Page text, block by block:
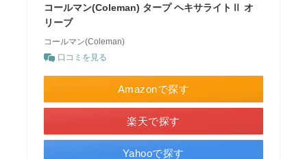
コールマン(Coleman) タープ ヘキサライトⅡ オ
リーブ
コールマン(Coleman)
口コミを見る
Amazonで探す
楽天で探す
Yahooで探す